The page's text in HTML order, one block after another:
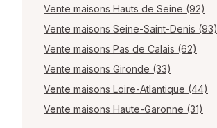
Vente maisons Hauts de Seine (92)
Vente maisons Seine-Saint-Denis (93)
Vente maisons Pas de Calais (62)
Vente maisons Gironde (33)
Vente maisons Loire-Atlantique (44)
Vente maisons Haute-Garonne (31)